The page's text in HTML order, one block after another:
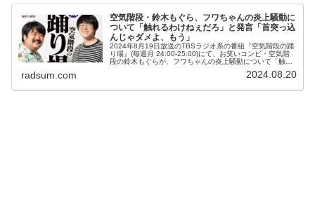
空気階段・鈴木もぐら、フワちゃんの炎上騒動に
ついて「触れるわけねぇだろ」と発言「首突っ込
んじゃダメよ、もう」
2024年8月19日放送のTBSラジオ系の番組『空気階段の踊
り場』(毎週月 24:00-25:00)にて、お笑いコンビ・空気階
段の鈴木もぐらが、フワちゃんの炎上騒動について「触れ
radsum.com 2024.08.20